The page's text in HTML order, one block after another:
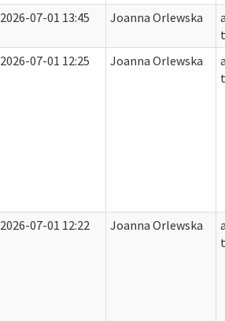
2026-07-01 13:45 Joanna Orlewska
2026-07-01 12:25 Joanna Orlewska
2026-07-01 12:22 Joanna Orlewska